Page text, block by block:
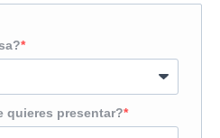
quieres presentar?